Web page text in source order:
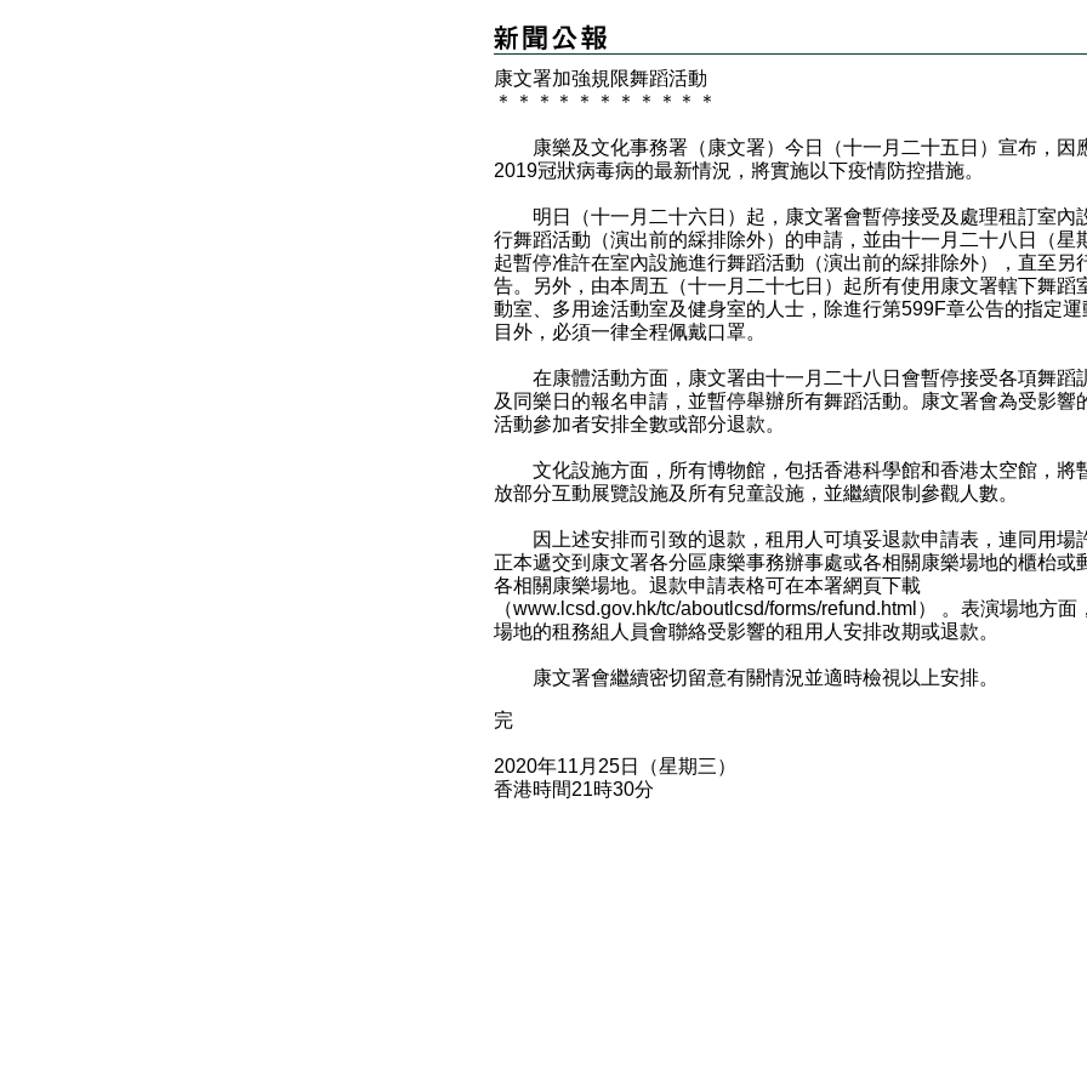
康文署加強規限舞蹈活動
＊
＊ ＊ ＊ ＊ ＊ ＊ ＊ ＊ ＊ ＊
康樂及文化事務署（康文署）今日（十一月二十五日）宣布，因
2019冠狀病毒病的最新情況，將實施以下疫情防控措施。
明日（十一月二十六日）起，康文署會暫停接受及處理租訂室內
行舞蹈活動（演出前的綵排除外）的申請，並由十一月二十八日（星
起暫停准許在室內設施進行舞蹈活動（演出前的綵排除外），直至另
告。另外，由本周五（十一月二十七日）起所有使用康文署轄下舞蹈
動室、多用途活動室及健身室的人士，除進行第599F章公告的指定運
目外，必須一律全程佩戴口罩。
在康體活動方面，康文署由十一月二十八日會暫停接受各項舞蹈
及同樂日的報名申請，並暫停舉辦所有舞蹈活動。康文署會為受影響
活動參加者安排全數或部分退款。
文化設施方面，所有博物館，包括香港科學館和香港太空館，將
放部分互動展覽設施及所有兒童設施，並繼續限制參觀人數。
因上述安排而引致的退款，租用人可填妥退款申請表，連同用場
正本遞交到康文署各分區康樂事務辦事處或各相關康樂場地的櫃枱或
各相關康樂場地。退款申請表格可在本署網頁下載
（www.lcsd.gov.hk/tc/aboutlcsd/forms/refund.html ） 。表演場地方面
場地的租務組人員會聯絡受影響的租用人安排改期或退款。
康文署會繼續密切留意有關情況並適時檢視以上安排。
完
2020年11月25日（星期三）
香港時間21時30分